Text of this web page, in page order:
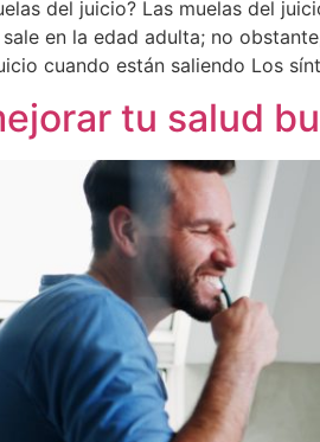
del juicio? Las muelas del
en la edad adulta; no
cuando están saliendo Los
tu salud